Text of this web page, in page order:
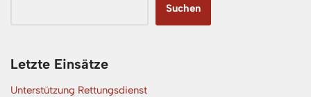
Suchen
Letzte Einsätze
Unterstützung Rettungsdienst